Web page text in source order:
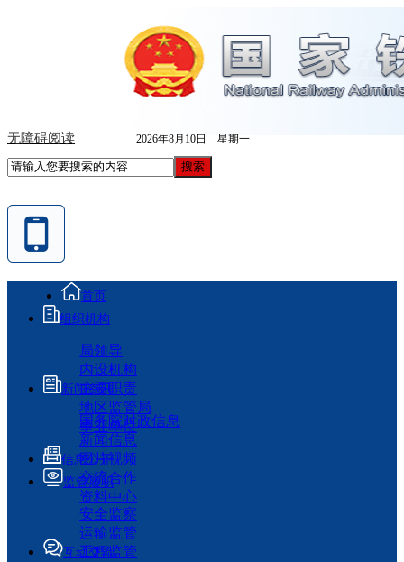
无障碍阅读 2026年8月10日 星期一
首页
组织机构
局领导
内设机构
主要职责
地区监管局
事业单位
新闻资讯
国务院时政信息
新闻信息
图片视频
交流合作
资料中心
信息公开
监管履职
安全监察
运输监管
工程监管
互动交流